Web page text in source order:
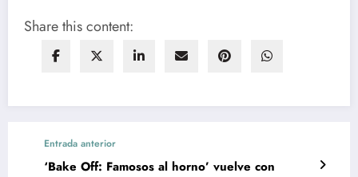
Share this content:
Entrada anterior
‘Bake Off: Famosos al horno’ vuelve con